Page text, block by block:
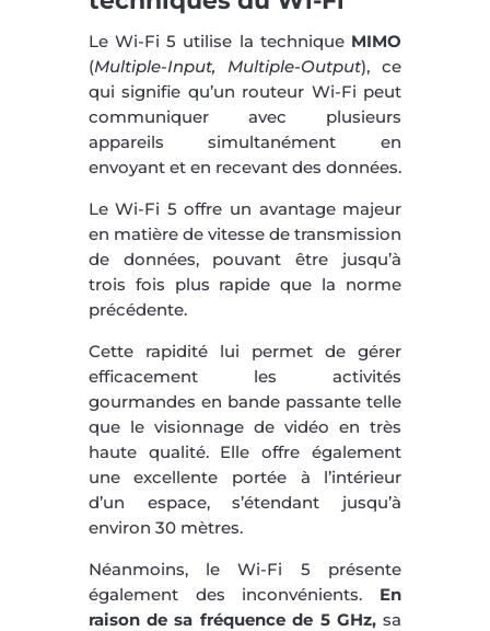
Le Wi-Fi 5 utilise la technique MIMO
(Multiple-Input, Multiple-Output), ce
qui signifie qu’un routeur Wi-Fi peut
communiquer avec plusieurs
appareils simultanément en
envoyant et en recevant des données.
Le Wi-Fi 5 offre un avantage majeur
en matière de vitesse de transmission
de données, pouvant être jusqu’à
trois fois plus rapide que la norme
précédente.
Cette rapidité lui permet de gérer
efficacement les activités
gourmandes en bande passante telle
que le visionnage de vidéo en très
haute qualité. Elle offre également
une excellente portée à l’intérieur
d’un espace, s’étendant jusqu’à
environ 30 mètres.
Néanmoins, le Wi-Fi 5 présente
également des inconvénients. En
raison de sa fréquence de 5 GHz,sa